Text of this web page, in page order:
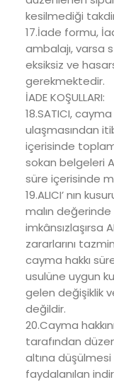
kesilmediği
17.İade formu,
ambalajı, varsa
eksiksiz ve
gerekmektedir.
İADE KOŞULLARI:
18.SATICI,
ulaşmasından
içerisinde toplam
sokan belgeleri
süre içerisinde
19.ALICI’ nın
malın
imkânsızlaşırsa
zararlarını
cayma hakkı
usulüne uygun
gelen değişiklik
değildir.
20.Cayma
tarafından
altına
faydalanılan